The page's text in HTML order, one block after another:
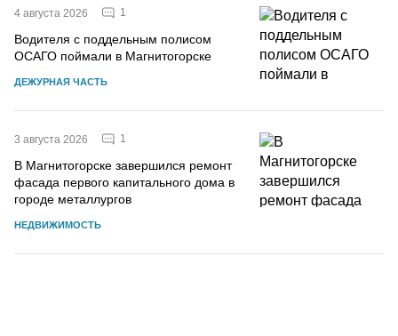
4 августа 2026 1
Водителя с поддельным полисом
ОСАГО поймали в Магнитогорске
ДЕЖУРНАЯ ЧАСТЬ
3 августа 2026 1
В Магнитогорске завершился ремонт
фасада первого капитального дома в
городе металлургов
НЕДВИЖИМОСТЬ